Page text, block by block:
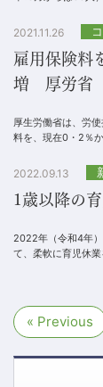
2021.11.26
雇用保険料
増 厚労省
厚生労働省は、労
料を、現在0・2％
2022.09.13
1歳以降の
2022年（令和4年
て、柔軟に育児休
« Previous